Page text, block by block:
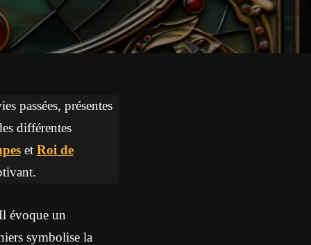
passées, présentes
différentes
et Roi de
évoque un
symbolise la